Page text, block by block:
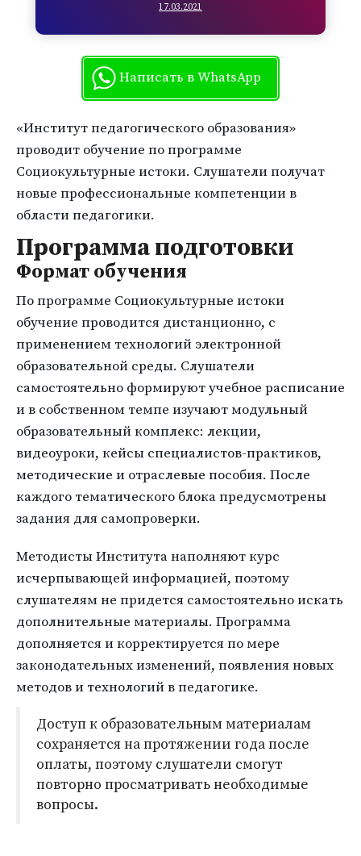
17.03.2021
Написать в WhatsApp
«Институт педагогического образования»
проводит обучение по программе
Социокультурные истоки. Слушатели получат
новые профессиональные компетенции в
области педагогики.
Программа подготовки
Формат обучения
По программе Социокультурные истоки
обучение проводится дистанционно, с
применением технологий электронной
образовательной среды. Слушатели
самостоятельно формируют учебное расписание
и в собственном темпе изучают модульный
образовательный комплекс: лекции,
видеоуроки, кейсы специалистов-практиков,
методические и отраслевые пособия. После
каждого тематического блока предусмотрены
задания для самопроверки.
Методисты Института наполняют курс
исчерпывающей информацией, поэтому
слушателям не придется самостоятельно искать
дополнительные материалы. Программа
дополняется и корректируется по мере
законодательных изменений, появления новых
методов и технологий в педагогике.
Доступ к образовательным материалам
сохраняется на протяжении года после
оплаты, поэтому слушатели смогут
повторно просматривать необходимые
вопросы.